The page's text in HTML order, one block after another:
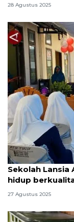
28 Agustus 2025
Sekolah Lansia
hidup
27 Agustus 2025